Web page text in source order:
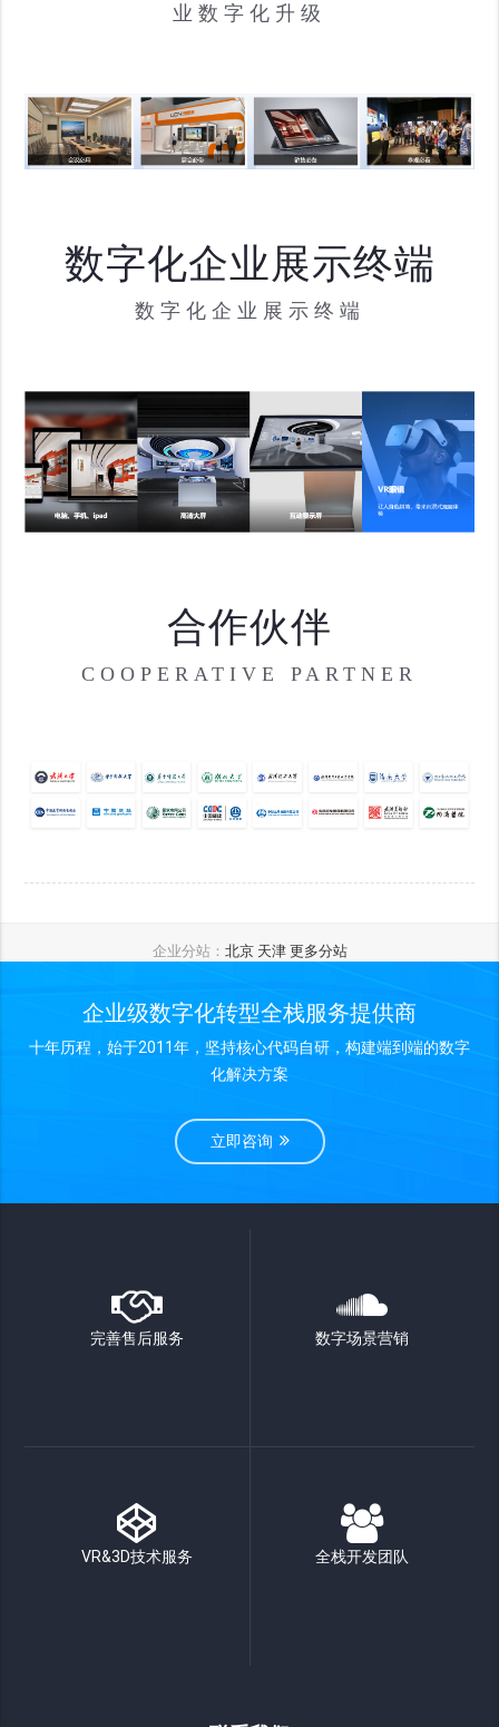
业数字化升级
数字化企业展示终端
数字化企业展示终端
合作伙伴
COOPERATIVE PARTNER
企业分站： 北京 天津 更多分站
企业级数字化转型全栈服务提供商
十年历程，始于2011年，坚持核心代码自研，构建端到端的数字
化解决方案
立即咨询
完善售后服务 数字场景营销
VR&3D技术服务 全栈开发团队